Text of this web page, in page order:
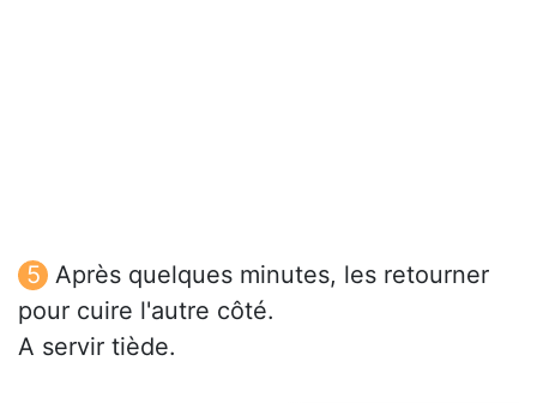
Après quelques minutes, les retourner
pour cuire l'autre côté.
A servir tiède.